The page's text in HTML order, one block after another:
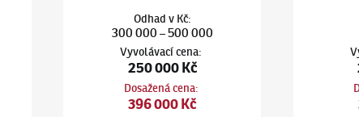
Odhad v Kč:
300 000 –500 000
Vyvolávací cena:
250 000 Kč
Dosažená cena:
396 000 Kč